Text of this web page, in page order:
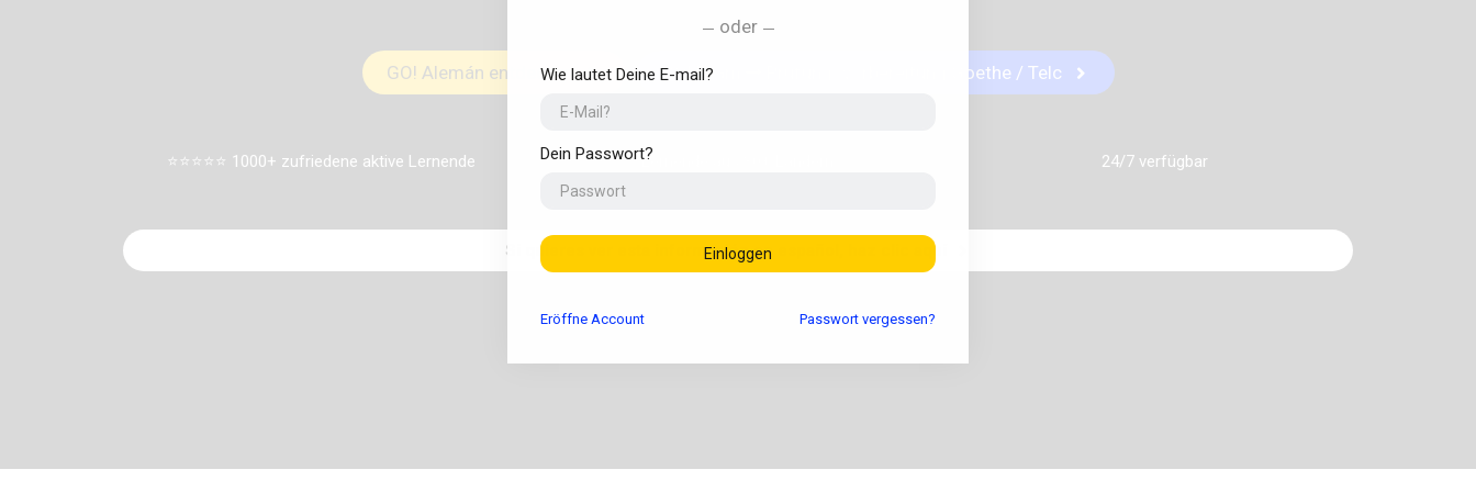
GO! Alemán entdecken GO! Exam Prüfungsvorbereitung Goethe / Telc
⭐⭐⭐⭐⭐ 1000+ zufriedene aktive Lernende Lernende aus 30+ Ländern 24/7 verfügbar
Si quieres ver esta información en español, haz clic aquí
oder
Wie lautet Deine E-mail?
Dein Passwort?
Einloggen
Eröffne Account Passwort vergessen?